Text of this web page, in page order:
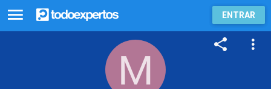
ENTRAR